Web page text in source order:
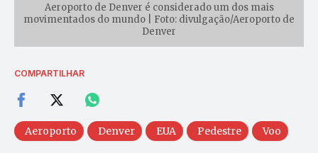
Aeroporto de Denver é considerado um dos mais
movimentados do mundo | Foto: divulgação/Aeroporto de
Denver
COMPARTILHAR
Aeroporto Denver EUA Pedestre Voo